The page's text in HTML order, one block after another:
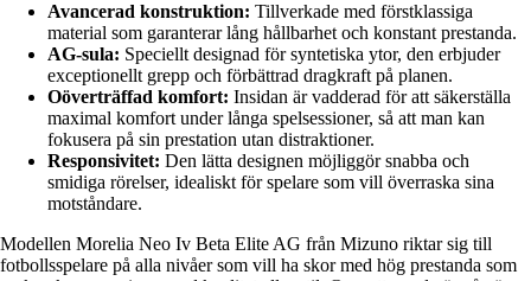
Avancerad konstruktion: Tillverkade med förstklassiga
material som garanterar lång hållbarhet och konstant prestanda.
AG-sula: Speciellt designad för syntetiska ytor, den erbjuder
exceptionellt grepp och förbättrad dragkraft på planen.
Oöverträffad komfort: Insidan är vadderad för att säkerställa
maximal komfort under långa spelsessioner, så att man kan
fokusera på sin prestation utan distraktioner.
Responsivitet: Den lätta designen möjliggör snabba och
smidiga rörelser, idealiskt för spelare som vill överraska sina
motståndare.
Modellen Morelia Neo Iv Beta Elite AG från Mizuno riktar sig till
fotbollsspelare på alla nivåer som vill ha skor med hög prestanda som